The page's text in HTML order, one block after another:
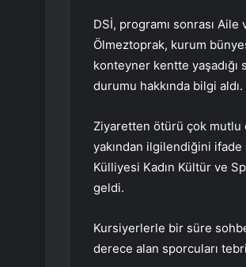
DSİ, programı sonrası
Ölmeztoprak, kurum
konteyner kentte yaşadığı
durumu hakkında bilgi aldı.
Ziyaretten ötürü çok mutlu
yakından ilgilendiğini
Külliyesi Kadın Kültür ve
geldi.
Kursiyerlerle bir süre
derece alan sporcuları